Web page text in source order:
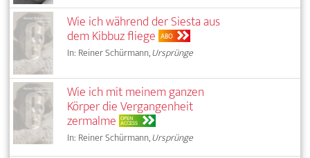
Wie ich während der Siesta aus
dem Kibbuz fliege ABO
In: Reiner Schürmann,Ursprünge
Wie ich mit meinem ganzen
Körper die Vergangenheit
zermalme OPEN
ACCESS
In: Reiner Schürmann,Ursprünge